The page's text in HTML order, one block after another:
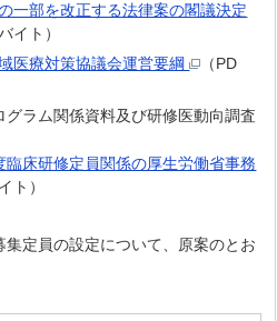
一部を改正する法律案の閣議決定
イト）
医療対策協議会運営要綱
（PD
ラム関係資料及び研修医動向調査
臨床研修定員関係の厚生労働省事務
ト）
定員の設定について、原案のとお